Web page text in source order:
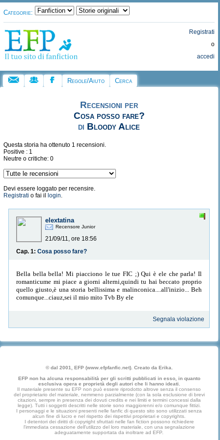
Categorie:
Registrati
o
accedi
Regole/Aiuto Cerca
Recensioni per
Cosa posso fare?
di Bloody Alice
Questa storia ha ottenuto 1 recensioni.
Positive : 1
Neutre o critiche: 0
Devi essere loggato per recensire.
Registrati o fai il login.
elextatina
Recensore Junior
21/09/11, ore 18:56
Cap. 1: Cosa posso fare?
Bella bella bella! Mi piacciono le tue FIC ;) Qui è ele che parla! Il
romanticume mi piace a giorni alterni,quindi tu hai beccato proprio
quello giusto,è una storia bellissima e malinconica....all'inizio... Beh
comunque...ciauz,sei il mio mito Tvb By ele
Segnala violazione
© dal 2001, EFP (www.efpfanfic.net). Creato da Erika.
EFP non ha alcuna responsabilità per gli scritti pubblicati in esso, in quanto
esclusiva opera e proprietà degli autori che li hanno ideati.
Il materiale presente su EFP non può essere riprodotto altrove senza il consenso
del proprietario del materiale, nemmeno parzialmente (con la sola esclusione di brevi
citazioni, sempre in presenza dei dovuti credits e nei limiti e termini concessi dalla
legge). Tutti i soggetti descritti nelle storie sono maggiorenni e/o comunque fittizi.
I personaggi e le situazioni presenti nelle fanfic di questo sito sono utilizzati senza
alcun fine di lucro e nel rispetto dei rispettivi proprietari e copyrights.
I detentori dei diritti di copyright sfruttati nelle fan fiction possono richiedere
l'immediata cessazione dell'utilizzo del loro materiale, con una segnalazione
adeguatamente supportata da inoltrare ad EFP.